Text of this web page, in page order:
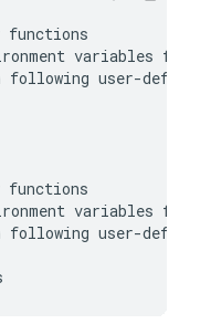
functions
variables from
following user-
functions
variables
following user-